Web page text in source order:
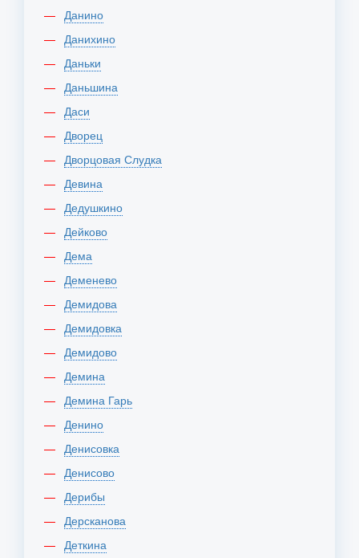
Данино
Данихино
Даньки
Даньшина
Даси
Дворец
Дворцовая Слудка
Девина
Дедушкино
Дейково
Дема
Деменево
Демидова
Демидовка
Демидово
Демина
Демина Гарь
Денино
Денисовка
Денисово
Дерибы
Дерсканова
Деткина